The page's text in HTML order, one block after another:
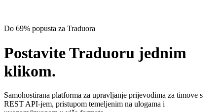
Do 69% popusta za Traduora
Postavite Traduoru jednim
klikom.
Samohostirana platforma za upravljanje prijevodima za timove s
REST API-jem, pristupom temeljenim na ulogama i